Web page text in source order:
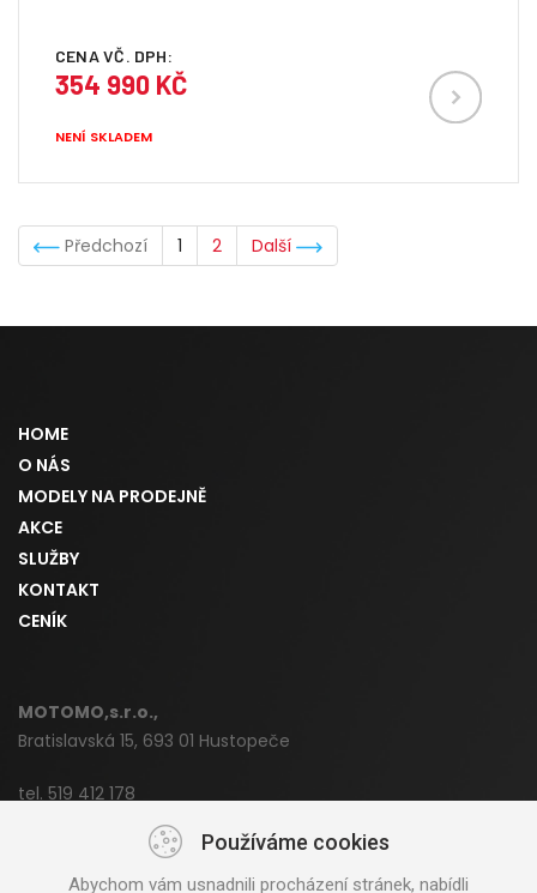
CENA VČ. DPH:
354 990 KČ
NENÍ SKLADEM
Předchozí 1 2 Další
HOME
O NÁS
MODELY NA PRODEJNĚ
AKCE
SLUŽBY
KONTAKT
CENÍK
MOTOMO,s.r.o.,
Bratislavská 15, 693 01 Hustopeče
tel. 519 412 178
mobil: 777 340 077
yamaha@motomo.cz
Používáme cookies
Abychom vám usnadnili procházení stránek, nabídli